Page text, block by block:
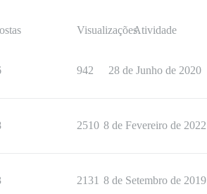
VisualizaçõesAtividade
942 28 de Junho de 2020
2510 8 de Fevereiro de 2022
2131 8 de Setembro de 2019